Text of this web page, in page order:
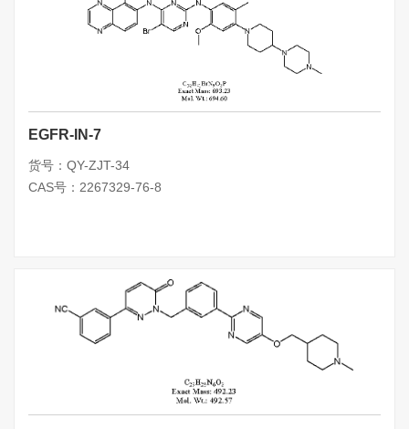
EGFR-IN-7
货号：QY-ZJT-34
CAS号：2267329-76-8